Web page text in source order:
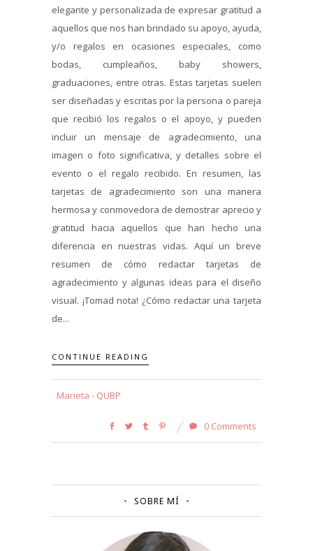
elegante y personalizada de expresar gratitud a
aquellos que nos han brindado su apoyo, ayuda,
y/o regalos en ocasiones especiales, como
bodas, cumpleaños, baby showers,
graduaciones, entre otras. Estas tarjetas suelen
ser diseñadas y escritas por la persona o pareja
que recibió los regalos o el apoyo, y pueden
incluir un mensaje de agradecimiento, una
imagen o foto significativa, y detalles sobre el
evento o el regalo recibido. En resumen, las
tarjetas de agradecimiento son una manera
hermosa y conmovedora de demostrar aprecio y
gratitud hacia aquellos que han hecho una
diferencia en nuestras vidas. Aquí un breve
resumen de cómo redactar tarjetas de
agradecimiento y algunas ideas para el diseño
visual. ¡Tomad nota! ¿Cómo redactar una tarjeta
de...
CONTINUE READING
Marieta - QUBP
0 Comments
SOBRE MÍ